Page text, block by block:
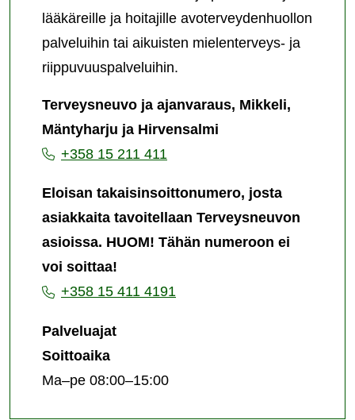
lääkäreille ja hoitajille avoterveydenhuollon
palveluihin tai aikuisten mielenterveys- ja
riippuvuuspalveluihin.
Terveysneuvo ja ajanvaraus, Mikkeli,
Mäntyharju ja Hirvensalmi
+358 15 211 411
Eloisan takaisinsoittonumero, josta
asiakkaita tavoitellaan Terveysneuvon
asioissa. HUOM! Tähän numeroon ei
voi soittaa!
+358 15 411 4191
Palveluajat
Soittoaika
Ma–pe 08:00–15:00